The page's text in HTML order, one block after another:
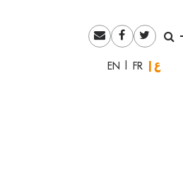
العربيةFrançais
English